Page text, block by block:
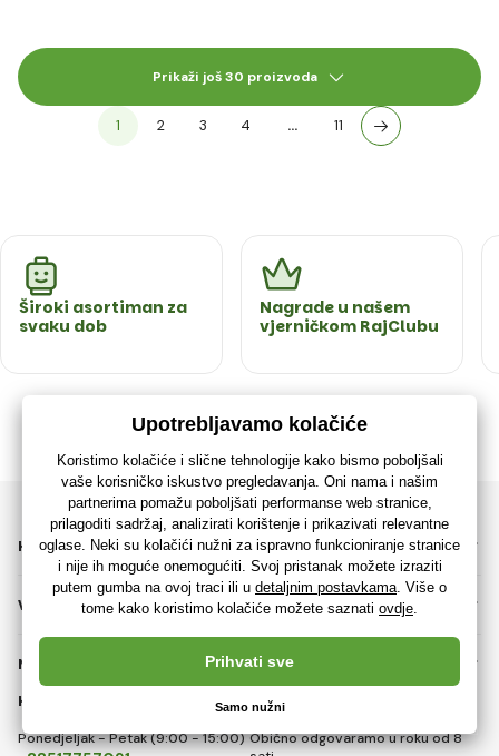
Prikaži još 30 proizvoda
1 2 3 4 … 11
Široki asortiman za
svaku dob
Nagrade u našem
vjerničkom RajClubu
KONTAKT
Ponedjeljak - Petak (9:00 - 15:00) Obično odgovaramo u roku od 8
KATEGORIJE
VAŽNE INFORMACIJE
NE PROPUSTITE